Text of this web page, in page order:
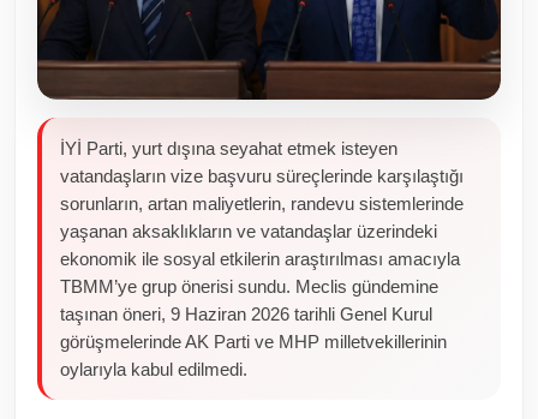
İYİ Parti, yurt dışına seyahat etmek isteyen
vatandaşların vize başvuru süreçlerinde karşılaştığı
sorunların, artan maliyetlerin, randevu sistemlerinde
yaşanan aksaklıkların ve vatandaşlar üzerindeki
ekonomik ile sosyal etkilerin araştırılması amacıyla
TBMM’ye grup önerisi sundu. Meclis gündemine
taşınan öneri, 9 Haziran 2026 tarihli Genel Kurul
görüşmelerinde AK Parti ve MHP milletvekillerinin
oylarıyla kabul edilmedi.